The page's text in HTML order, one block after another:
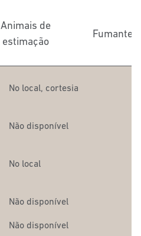
Animais de
estimação
Fumantes
No local, cortesia
Não disponível
No local
Não disponível
Não disponível